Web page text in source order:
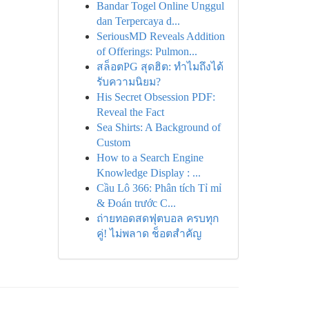
Bandar Togel Online Unggul
dan Terpercaya d...
SeriousMD Reveals Addition
of Offerings: Pulmon...
สล็อตPG สุดฮิต: ทำไมถึงได้
รับความนิยม?
His Secret Obsession PDF:
Reveal the Fact
Sea Shirts: A Background of
Custom
How to a Search Engine
Knowledge Display : ...
Cầu Lô 366: Phân tích Tỉ mỉ
& Đoán trước C...
ถ่ายทอดสดฟุตบอล ครบทุก
คู่! ไม่พลาด ช็อตสำคัญ